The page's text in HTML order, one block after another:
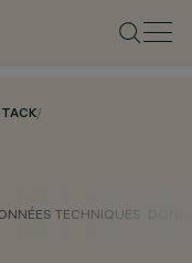
TACK/
TECHNIQUES